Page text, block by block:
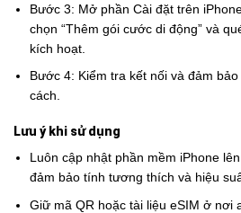
Bước 3: Mở phần Cài đặt trên
chọn “Thêm gói cước di động” và
kích hoạt.
Bước 4: Kiểm tra kết nối và đảm
cách.
Lưu ý khi sử dụng
Luôn cập nhật phần mềm iPhone
đảm bảo tính tương thích và hiệu
Giữ mã QR hoặc tài liệu eSIM ở nơi